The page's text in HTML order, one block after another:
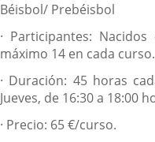
Béisbol/ Prebéisbol
· Participantes:
máximo 14 en cada curso.
· Duración: 45 horas
Jueves, de 16:30 a 18:00
· Precio: 65 €/curso.